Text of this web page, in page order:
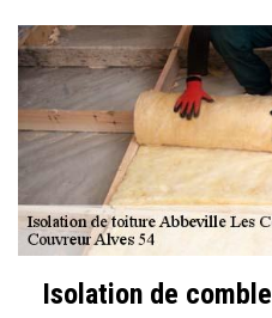
Isolation de comble